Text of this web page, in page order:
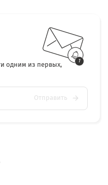
одним из первых,
Отправить